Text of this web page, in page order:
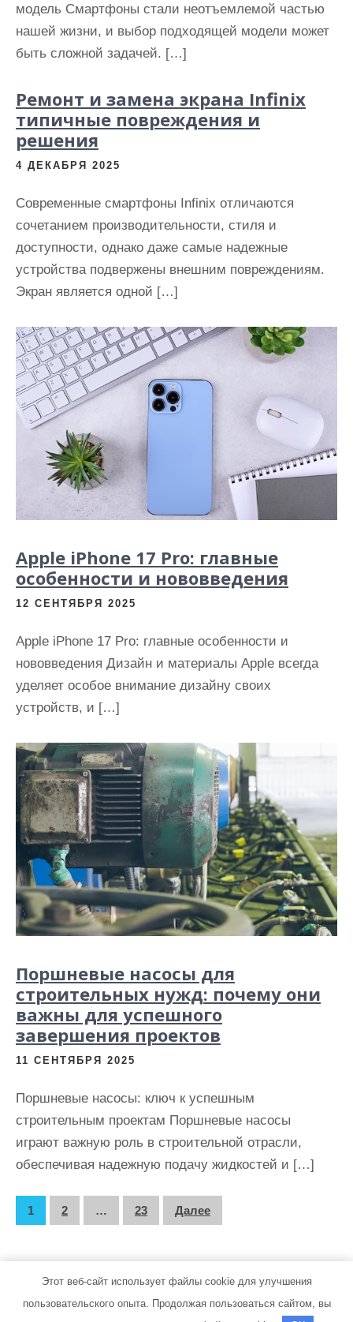
модель Смартфоны стали неотъемлемой частью
нашей жизни, и выбор подходящей модели может
быть сложной задачей. […]
Ремонт и замена экрана Infinix
типичные повреждения и
решения
4 ДЕКАБРЯ 2025
Современные смартфоны Infinix отличаются
сочетанием производительности, стиля и
доступности, однако даже самые надежные
устройства подвержены внешним повреждениям.
Экран является одной […]
Apple iPhone 17 Pro: главные
особенности и нововведения
12 СЕНТЯБРЯ 2025
Apple iPhone 17 Pro: главные особенности и
нововведения Дизайн и материалы Apple всегда
уделяет особое внимание дизайну своих
устройств, и […]
Поршневые насосы для
строительных нужд: почему они
важны для успешного
завершения проектов
11 СЕНТЯБРЯ 2025
Поршневые насосы: ключ к успешным
строительным проектам Поршневые насосы
играют важную роль в строительной отрасли,
обеспечивая надежную подачу жидкостей и […]
П
г
1 2 … 23 Далее
iphone-friend.ru | Тема от Grace Themes
Этот веб-сайт использует файлы cookie для улучшения
пользовательского опыта. Продолжая пользоваться сайтом, вы